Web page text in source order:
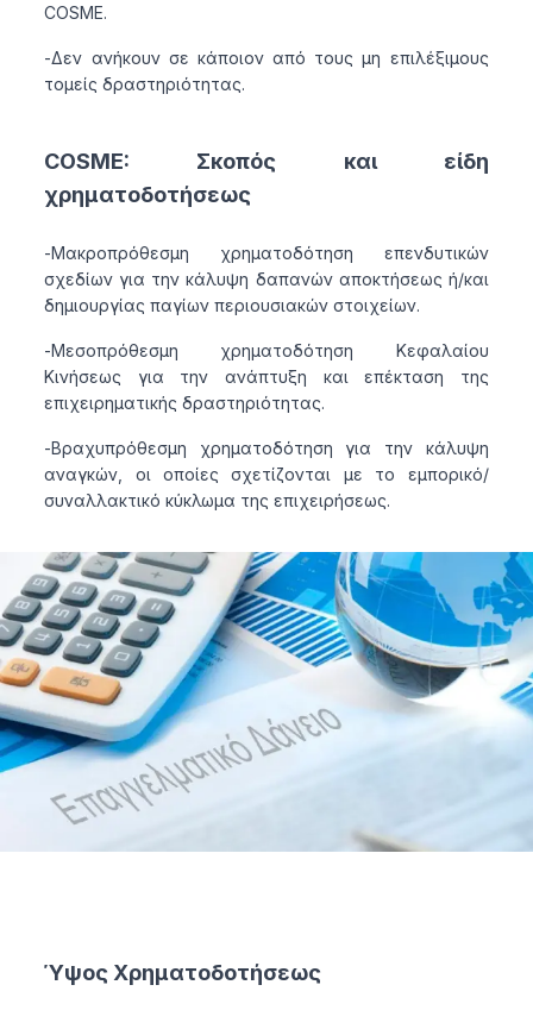
COSME.
-Δεν ανήκουν σε κάποιον από τους μη επιλέξιμους
τομείς δραστηριότητας.
COSME: Σκοπός και είδη
χρηματοδοτήσεως
-Μακροπρόθεσμη χρηματοδότηση επενδυτικών
σχεδίων για την κάλυψη δαπανών αποκτήσεως ή/και
δημιουργίας παγίων περιουσιακών στοιχείων.
-Μεσοπρόθεσμη χρηματοδότηση Κεφαλαίου
Κινήσεως για την ανάπτυξη και επέκταση της
επιχειρηματικής δραστηριότητας.
-Βραχυπρόθεσμη χρηματοδότηση για την κάλυψη
αναγκών, οι οποίες σχετίζονται με το εμπορικό/
συναλλακτικό κύκλωμα της επιχειρήσεως.
Ύψος Χρηματοδοτήσεως